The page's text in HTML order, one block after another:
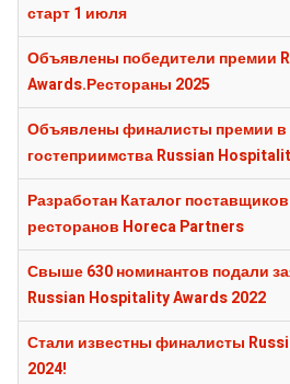
старт 1 июля
Объявлены победители премии
Awards.Рестораны 2025
Объявлены финалисты премии в
гостеприимства Russian
Разработан Каталог
ресторанов Horeca Partners
Свыше 630 номинантов подали
Russian Hospitality Awards 2022
Стали известны финалисты
2024!